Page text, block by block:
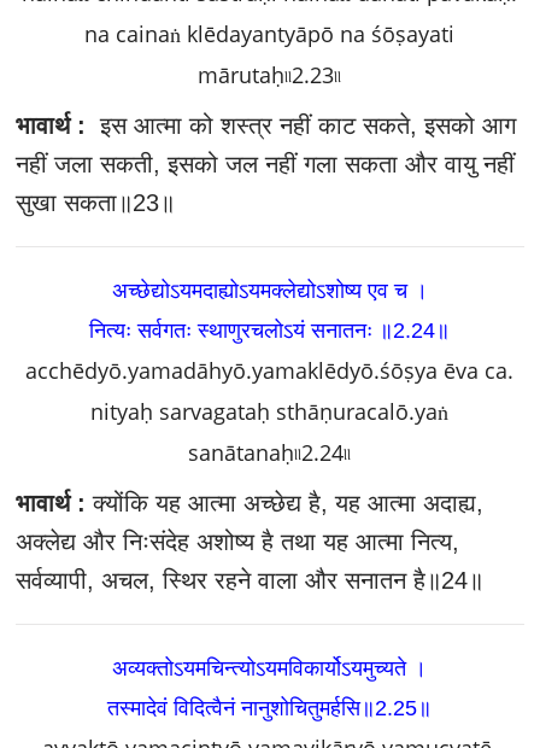
na cainaṅ klēdayantyāpō na śōṣayati
mārutaḥ৷৷2.23৷৷
भावार्थ : इस आत्मा को शस्त्र नहीं काट सकते, इसको आग
नहीं जला सकती, इसको जल नहीं गला सकता और वायु नहीं
सुखा सकता॥23॥
अच्छेद्योऽयमदाह्योऽयमक्लेद्योऽशोष्य एव च ।
नित्यः सर्वगतः स्थाणुरचलोऽयं सनातनः ॥2.24 ॥
acchēdyō.yamadāhyō.yamaklēdyō.śōṣya ēva ca.
nityaḥ sarvagataḥ sthāṇuracalō.yaṅ
sanātanaḥ৷৷2.24৷৷
भावार्थ :क्योंकि यह आत्मा अच्छेद्य है, यह आत्मा अदाह्य,
अक्लेद्य और निःसंदेह अशोष्य है तथा यह आत्मा नित्य,
सर्वव्यापी, अचल, स्थिर रहने वाला और सनातन है॥24॥
अव्यक्तोऽयमचिन्त्योऽयमविकार्योऽयमुच्यते ।
तस्मादेवं विदित्वैनं नानुशोचितुमर्हसि॥2.25॥